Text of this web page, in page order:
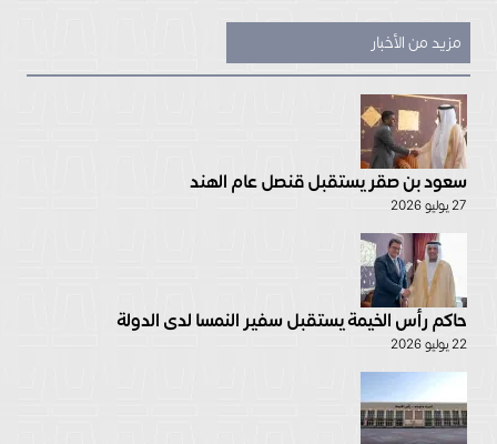
مزيد من الأخبار
سعود بن صقر يستقبل قنصل عام الهند
27 يوليو 2026
حاكم رأس الخيمة يستقبل سفير النمسا لدى الدولة
22 يوليو 2026